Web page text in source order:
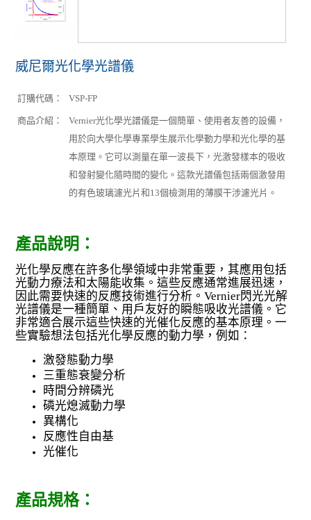
威尼爾光化學光譜儀
訂購代碼： VSP-FP
商品介紹：
Vernier光化學光譜儀是一個簡單、使用者友善的設備，
用於向大學化學專業學生展示化學動力學和光化學的基
本原理。它可以測量在單一波長下，光激發樣本的吸收
和發射變化隨時間的變化。這款光譜儀包括兩個激發用
的有色玻璃濾光片和13個檢測用的薄膜干涉濾光片。
產品說明：
光化學反應在許多化學領域中非常重要，其應用包括
光動力療法和太陽能收集。這些反應通常進展迅速，
因此需要快速的反應技術進行分析。Vernier閃光光解
光譜儀是一種簡單、用戶友好的瞬態吸收光譜儀。它
非常適合展示這些快速的光催化反應的基本原理。一
些實驗想法包括光化學反應的動力學，例如：
激發態動力學
三重態衰變分析
時間分辨磷光
磷光熄滅動力學
異構化
反應性自由基
光催化
產品規格：